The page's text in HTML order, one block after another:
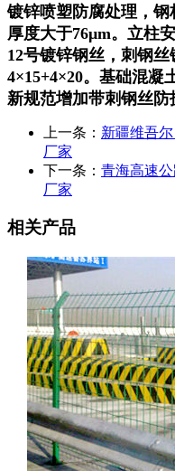
镀锌喷塑防腐处理，钢
厚度大于76μm。立柱
12号镀锌钢丝，刺钢
4×15+4×20。基础混凝
新规范增加带刺钢丝防
上一条： 新疆维吾
厂家
下一条： 青海高速
厂家
相关产品